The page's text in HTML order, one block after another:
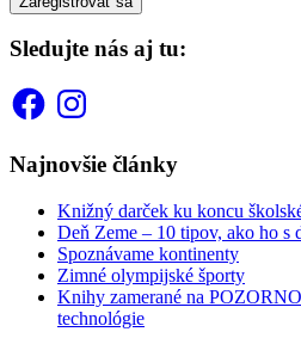
Sledujte nás aj tu:
FacebookInstagram
Najnovšie články
Knižný darček ku koncu
Deň Zeme – 10 tipov, ako ho
Spoznávame kontinenty
Zimné olympijské športy
Knihy zamerané na
technológie